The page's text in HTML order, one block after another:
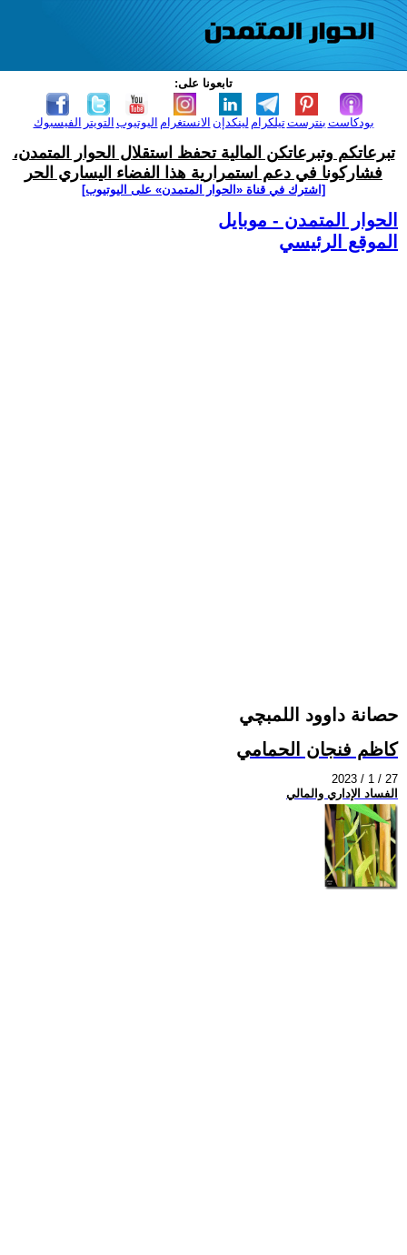
تابعونا على:
الفيسبوك التويتر اليوتيوب الانستغرام لينكدإن تيلكرامبنترست بودكاست
تبرعاتكم وتبرعاتكن المالية تحفظ استقلال الحوار المتمدن،
فشاركونا في دعم استمرارية هذا الفضاء اليساري الحر
[اشترك في قناة ‫«الحوار المتمدن» على اليوتيوب]
الحوار المتمدن - موبايل
الموقع الرئيسي
حصانة داوود اللمبچي
كاظم فنجان الحمامي
2023 / 1 / 27
الفساد الإداري والمالي